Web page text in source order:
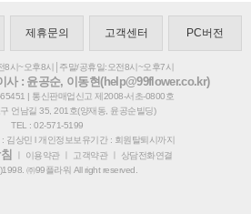
제휴문의 고객센터 PC버전
8시~오후8시│주말/공휴일:오전8시~오후7시
사 : 윤공순, 이동현(help@99flower.co.kr)
| 통신판매업신고 제2008-서초-0800호
언남길 35, 201호(양재동, 윤공순빌딩)
TEL : 02-571-5199
김상민 l 개인정보보유기간 : 회원탈퇴시까지
이용약관ㅣ 고객약관ㅣ
상담전화연결
㈜99플라워 All right reserved.